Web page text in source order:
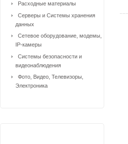
Расходные материалы
Серверы и Системы хранения
данных
Сетевое оборудование, модемы,
IP-камеры
Системы безопасности и
видеонаблюдения
Фото, Видео, Телевизоры,
Электроника